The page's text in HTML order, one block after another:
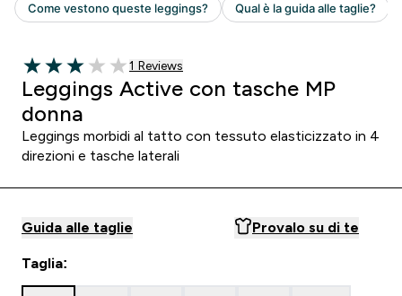
3 out of 5 stars
1 customer reviews
1 Reviews
Leggings Active con tasche MP
donna
Leggings morbidi al tatto con tessuto elasticizzato in 4
direzioni e tasche laterali
Guida alle taglie Provalo su di te
Taglia: